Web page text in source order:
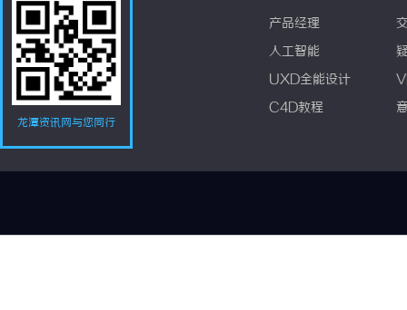
龙潭资讯网与您同行
产品经理
人工智能
UXD全能设计
C4D教程